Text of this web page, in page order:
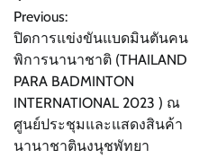
เรื่อง
Previous:
ปิดการแข่งขันแบดมินตันคน
พิการนานาชาติ (THAILAND
PARA BADMINTON
INTERNATIONAL 2023 ) ณ
ศูนย์ประชุมและแสดงสินค้า
นานาชาตินงนุชพัทยา